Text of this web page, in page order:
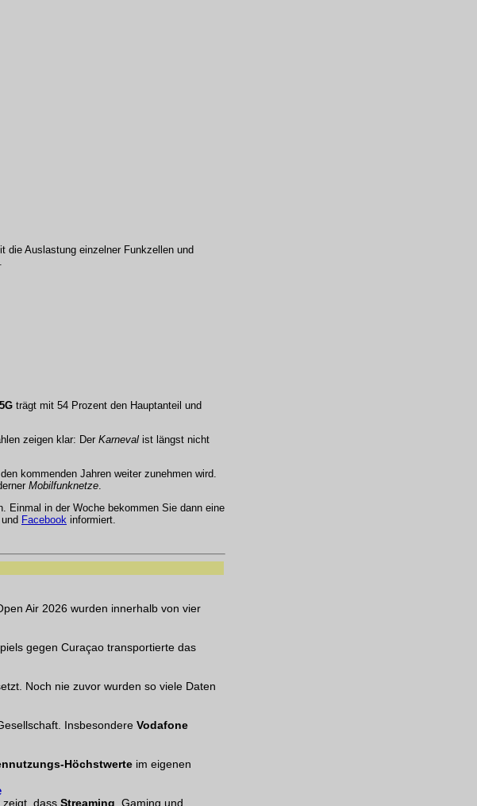
Auslastung einzelner Funkzellen und
5G trägt mit 54 Prozent den Hauptanteil und
zeigen klar: Der Karneval ist längst nicht
kommenden Jahren weiter zunehmen wird.
Mobilfunknetze.
Einmal in der Woche bekommen Sie dann eine
und Facebook informiert.
Air 2026 wurden innerhalb von vier
gegen Curaçao transportierte das
Noch nie zuvor wurden so viele Daten
Insbesondere Vodafone
Höchstwerte im eigenen
zeigt, dass Streaming , Gaming und